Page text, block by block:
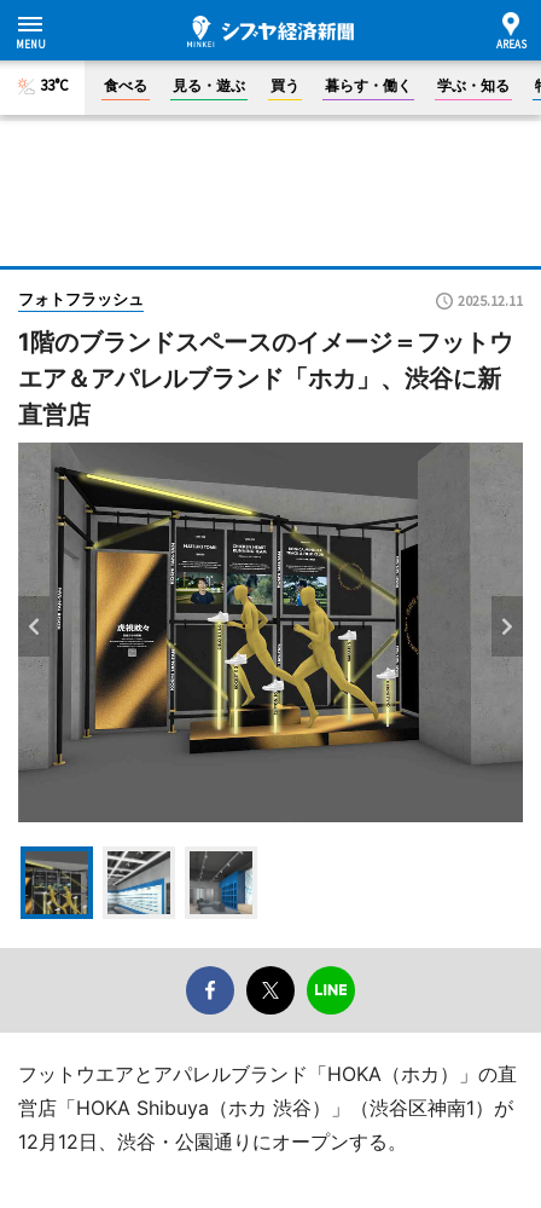
33°C 食べる 見る・遊ぶ 買う 暮らす・働く 学ぶ・知る
フォトフラッシュ 2025.12.11
1階のブランドスペースのイメージ＝フットウ
エア＆アパレルブランド「ホカ」、渋谷に新
直営店
フットウエアとアパレルブランド「HOKA（ホカ）」の直
営店「HOKA Shibuya（ホカ 渋谷）」（渋谷区神南1）が
12月12日、渋谷・公園通りにオープンする。